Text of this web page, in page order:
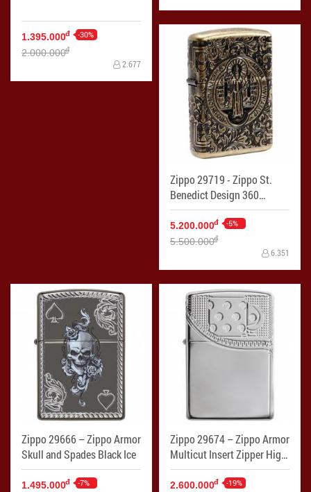
1.395.000đ -30%
2.000.000đ
2.677
Zippo 29719 - Zippo St.
Benedict Design 360
Multicut Antique Brass
Armor
5.200.000đ -5%
5.500.000đ
6.351
Zippo 29666 – Zippo Armor
Skull and Spades Black Ice
1.495.000đ -7%
Zippo 29674 – Zippo Armor
Multicut Insert Zipper High
Polish Chrome
2.600.000đ -19%